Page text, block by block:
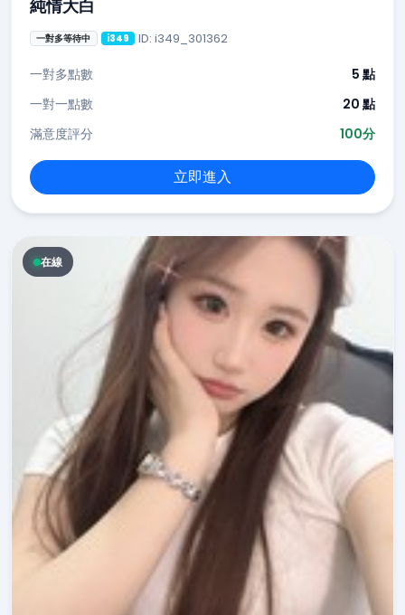
純情大白
一對多等待中 i349 ID: i349_301362
一對多點數
5 點
一對一點數
20 點
滿意度評分
100分
立即進入
在線